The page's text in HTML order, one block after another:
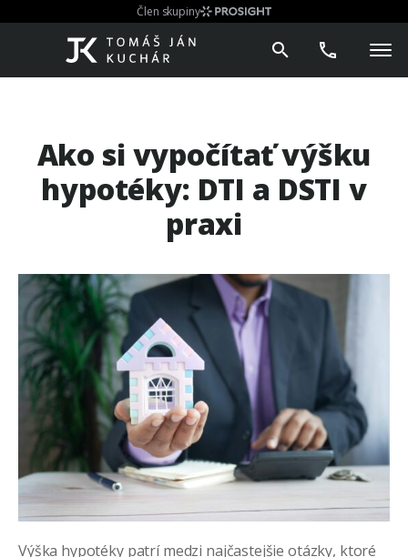
Člen skupiny
Ako si vypočítať výšku
hypotéky: DTI a DSTI v
praxi
Výška hypotéky patrí medzi najčastejšie otázky, ktoré